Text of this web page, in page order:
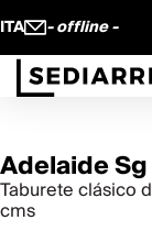
ITA - offline -
Adelaide Sg
Taburete clásico
cms